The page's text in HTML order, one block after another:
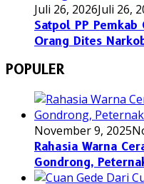
Juli 26, 2026Juli 26,
Satpol PP Pemkab
Orang Dites
POPULER
November 9, 2025
Rahasia Warna
Gondrong,